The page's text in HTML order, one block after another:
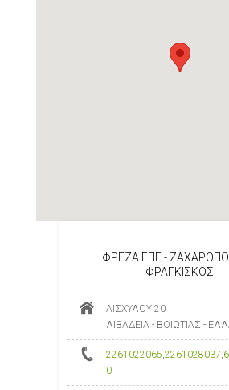
ΦΡΕΖΑ ΕΠΕ -
ΦΡΑΓΚΙΣΚΟΣ
ΑΙΣΧΥΛΟΥ 20
ΛΙΒΑΔΕΙΑ - ΒΟΙΩΤΙΑΣ -
2261022065,2261028037,
0